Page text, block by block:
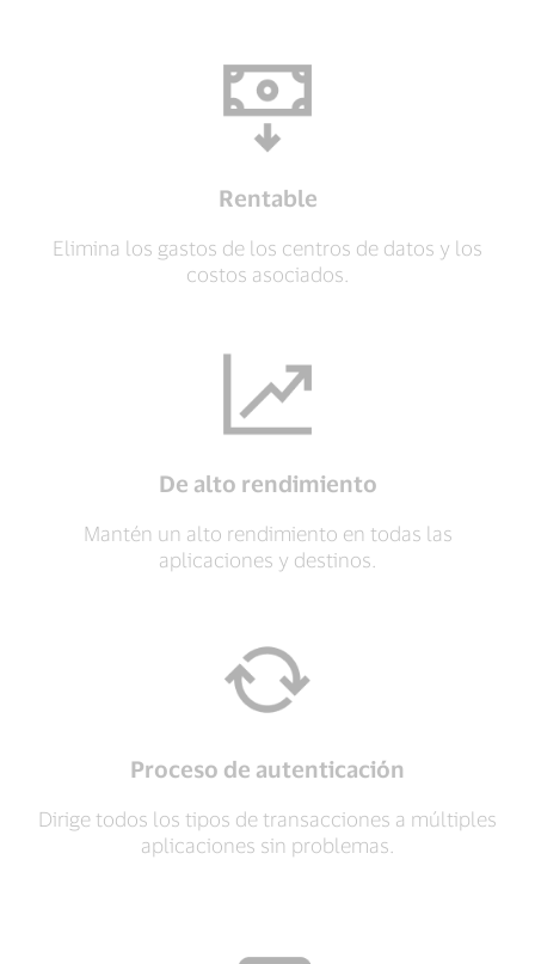
Rentable
Elimina los gastos de los centros de datos y los
costos asociados.
De alto rendimiento
Mantén un alto rendimiento en todas las
aplicaciones y destinos.
Proceso de autenticación
Dirige todos los tipos de transacciones a múltiples
aplicaciones sin problemas.